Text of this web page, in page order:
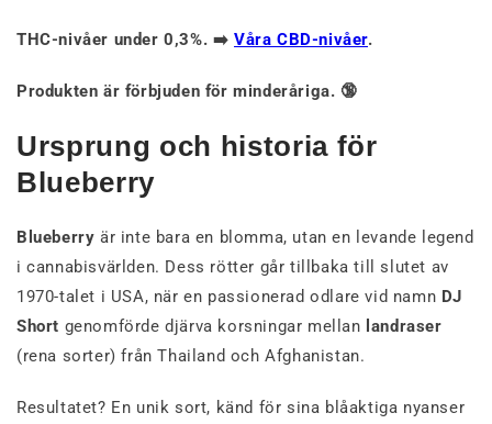
THC-nivåer under 0,3%. ➡️Våra CBD-nivåer.
Produkten är förbjuden för minderåriga. 🔞
Ursprung och historia för
Blueberry
Blueberry är inte bara en blomma, utan en levande legend
i cannabisvärlden. Dess rötter går tillbaka till slutet av
1970-talet i USA, när en passionerad odlare vid namn DJ
Short genomförde djärva korsningar mellan landraser
(rena sorter) från Thailand och Afghanistan.
Resultatet? En unik sort, känd för sina blåaktiga nyanser